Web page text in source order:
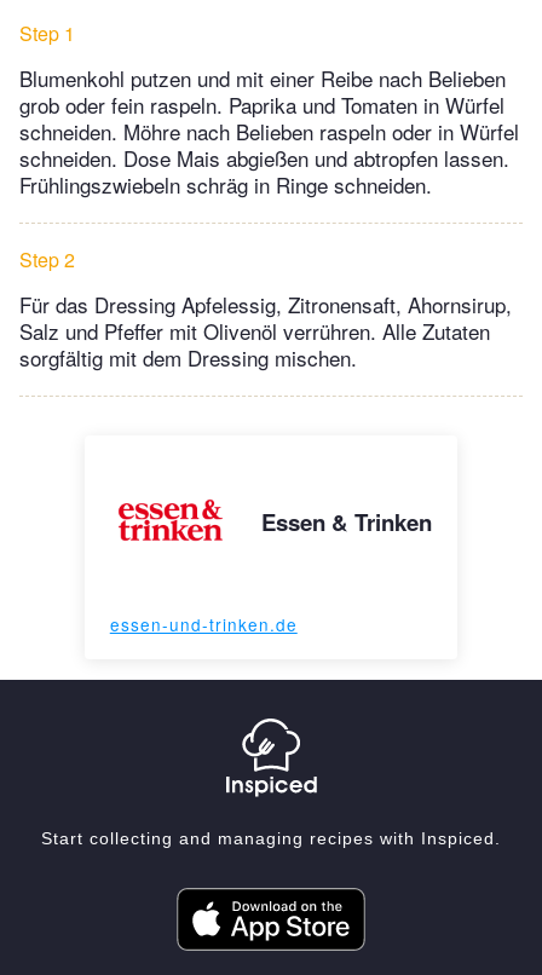
Step 1
Blumenkohl putzen und mit einer Reibe nach Belieben
grob oder fein raspeln. Paprika und Tomaten in Würfel
schneiden. Möhre nach Belieben raspeln oder in Würfel
schneiden. Dose Mais abgießen und abtropfen lassen.
Frühlingszwiebeln schräg in Ringe schneiden.
Step 2
Für das Dressing Apfelessig, Zitronensaft, Ahornsirup,
Salz und Pfeffer mit Olivenöl verrühren. Alle Zutaten
sorgfältig mit dem Dressing mischen.
Essen & Trinken
essen-und-trinken.de
Start collecting and managing recipes with Inspiced.